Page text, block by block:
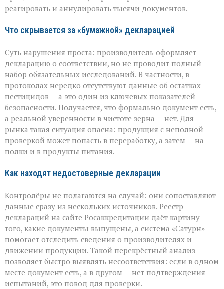
реагировать и аннулировать тысячи документов.
Что скрывается за «бумажной» декларацией
Суть нарушения проста: производитель оформляет
декларацию о соответствии, но не проводит полный
набор обязательных исследований. В частности, в
протоколах нередко отсутствуют данные об остатках
пестицидов — а это один из ключевых показателей
безопасности. Получается, что формально документ есть,
а реальной уверенности в чистоте зерна — нет. Для
рынка такая ситуация опасна: продукция с неполной
проверкой может попасть в переработку, а затем — на
полки и в продукты питания.
Как находят недостоверные декларации
Контролёры не полагаются на случай: они сопоставляют
данные сразу из нескольких источников. Реестр
деклараций на сайте Росаккредитации даёт картину
того, какие документы выпущены, а система «Сатурн»
помогает отследить сведения о производителях и
движении продукции. Такой перекрёстный анализ
позволяет быстро выявлять несоответствия: если в одном
месте документ есть, а в другом — нет подтверждения
испытаний, это повод для проверки.